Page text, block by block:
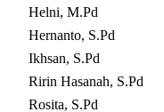
Helni, M.Pd
Hernanto, S.Pd
Ikhsan, S.Pd
Ririn Hasanah, S.Pd
Rosita, S.Pd